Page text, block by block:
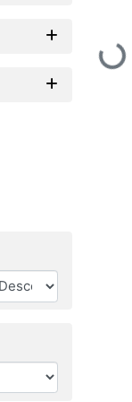
Loading...